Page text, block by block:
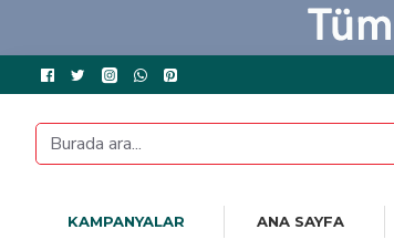
KAMPANYALAR ANA SAYFA